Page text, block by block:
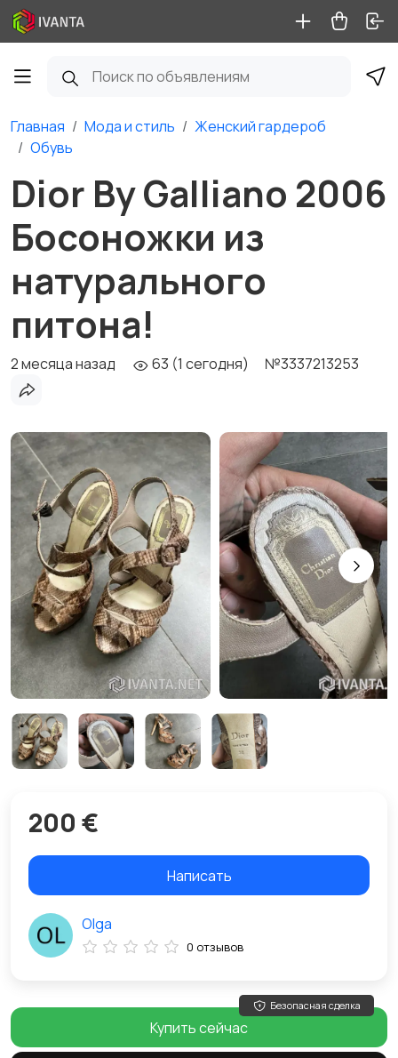
Главная Мода и стиль
Женский гардероб
Обувь
Dior By Galliano 2006
Босоножки из
натурального
питона!
2 месяца назад 63 (1 сегодня) №3337213253
200 €
Написать
Olga
0 отзывов
Безопасная сделка
Купить сейчас